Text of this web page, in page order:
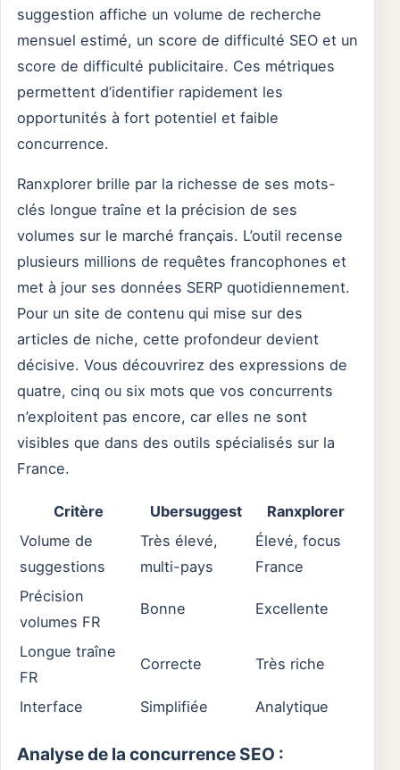
suggestion affiche un volume de recherche
mensuel estimé, un score de difficulté SEO et un
score de difficulté publicitaire. Ces métriques
permettent d’identifier rapidement les
opportunités à fort potentiel et faible
concurrence.
Ranxplorer brille par la richesse de ses mots-
clés longue traîne et la précision de ses
volumes sur le marché français. L’outil recense
plusieurs millions de requêtes francophones et
met à jour ses données SERP quotidiennement.
Pour un site de contenu qui mise sur des
articles de niche, cette profondeur devient
décisive. Vous découvrirez des expressions de
quatre, cinq ou six mots que vos concurrents
n’exploitent pas encore, car elles ne sont
visibles que dans des outils spécialisés sur la
France.
Critère Ubersuggest
Ranxplorer
Volume de
suggestions
Très élevé,
multi-pays
Élevé, focus
France
Précision
volumes FR
Bonne Excellente
Longue traîne
FR
Correcte Très riche
Interface Simplifiée Analytique
Analyse de la concurrence SEO :